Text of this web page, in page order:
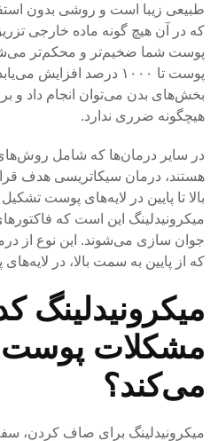
طبیعی زیبا است و روشی بدون
که در آن هیچ گونه ماده خارجی
پوست شما ضخیم‌تر و محکم‌تر
پوست تا ۱۰۰۰ درصد
بخش‌های بدن می‌توان انجام داد و
هیچگونه ضرری ندارد.
بالا تا پایین در لایه‌های پوست
میکرونیدلینگ این است که
که از پایین به سمت بالا، در
میکرونیدلینگ
مشکلات پوست
می‌کند؟
میکرونیدلینگ برای صاف کردن،